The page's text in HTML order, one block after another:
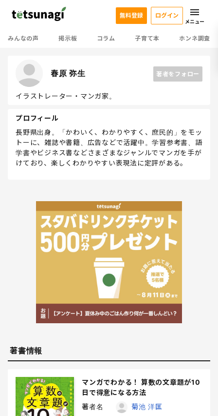
みんなの声 掲示板 コラム 子育て本 ホンネ調査
無料登録 ログイン
メニュー
春原 弥生 著者をフォロー
イラストレーター・マンガ家。
プロフィール
長野県出身。「かわいく、わかりやすく、庶民的」をモッ
トーに、雑誌や書籍、広告などで活躍中。学習参考書、語
学書やビジネス書などさまざまなジャンルでマンガを手が
けており、楽しくわかりやすい表現法に定評がある。
著書情報
マンガでわかる！ 算数の文章題が10
日で得意になる方法
著者名
菊池 洋匡